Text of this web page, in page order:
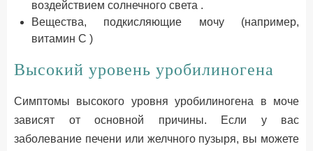
воздействием солнечного света .
Вещества, подкисляющие мочу (например,
витамин С )
Высокий уровень уробилиногена
Симптомы высокого уровня уробилиногена в моче
зависят от основной причины. Если у вас
заболевание печени или желчного пузыря, вы можете